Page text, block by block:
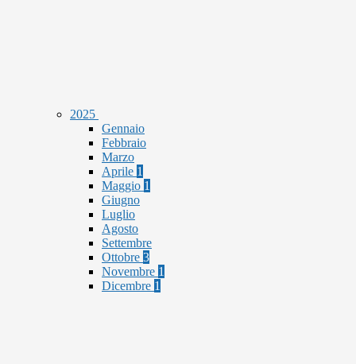
2025
Gennaio
Febbraio
Marzo
Aprile 1
Maggio 1
Giugno
Luglio
Agosto
Settembre
Ottobre 3
Novembre 1
Dicembre 1